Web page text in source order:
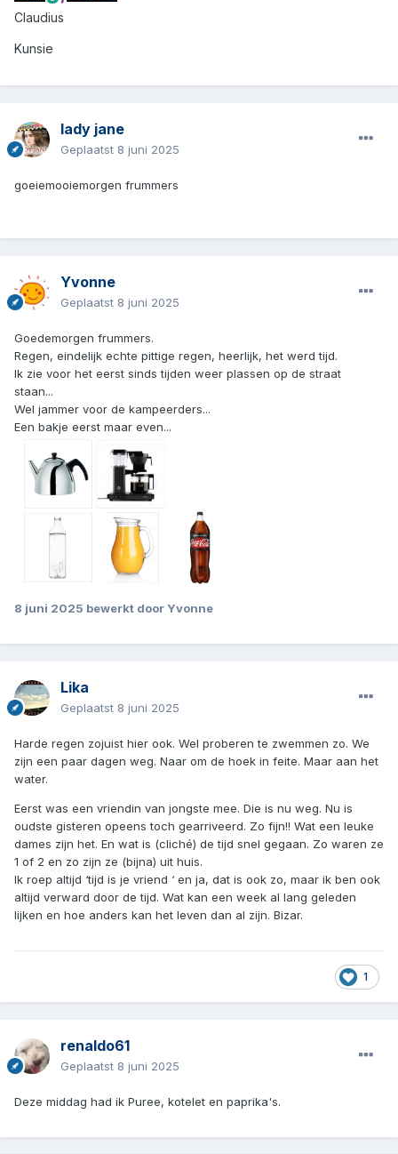
Claudius
Kunsie
lady jane
Geplaatst 8 juni 2025
goeiemooiemorgen frummers
Yvonne
Geplaatst 8 juni 2025
Goedemorgen frummers.
Regen, eindelijk echte pittige regen, heerlijk, het werd tijd.
Ik zie voor het eerst sinds tijden weer plassen op de straat
staan...
Wel jammer voor de kampeerders...
Een bakje eerst maar even...
8 juni 2025 bewerkt door Yvonne
Lika
Geplaatst 8 juni 2025
Harde regen zojuist hier ook. Wel proberen te zwemmen zo. We
zijn een paar dagen weg. Naar om de hoek in feite. Maar aan het
water.
Eerst was een vriendin van jongste mee. Die is nu weg. Nu is
oudste gisteren opeens toch gearriveerd. Zo fijn!! Wat een leuke
dames zijn het. En wat is (cliché) de tijd snel gegaan. Zo waren ze
1 of 2 en zo zijn ze (bijna) uit huis.
Ik roep altijd ‘tijd is je vriend ‘ en ja, dat is ook zo, maar ik ben ook
altijd verward door de tijd. Wat kan een week al lang geleden
lijken en hoe anders kan het leven dan al zijn. Bizar.
1
renaldo61
Geplaatst 8 juni 2025
Deze middag had ik Puree, kotelet en paprika's.